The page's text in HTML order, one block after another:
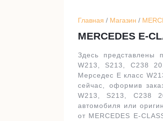
Главная / Магазин /
MERCEDES E-
Здесь представлены
W213, S213, C238
Мерседес Е класс
сейчас, оформив
W213, S213, C238
автомобиля или
от MERCEDES E-